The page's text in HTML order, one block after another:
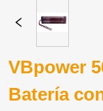
VBpower
Batería